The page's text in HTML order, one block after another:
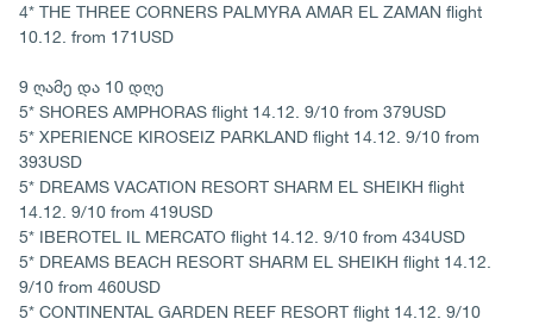
4* THE THREE CORNERS PALMYRA AMAR EL ZAMAN flight
10.12. from 171USD
9 ღამე და 10 დღე
5* SHORES AMPHORAS flight 14.12. 9/10 from 379USD
5* XPERIENCE KIROSEIZ PARKLAND flight 14.12. 9/10 from
393USD
5* DREAMS VACATION RESORT SHARM EL SHEIKH flight
14.12. 9/10 from 419USD
5* IBEROTEL IL MERCATO flight 14.12. 9/10 from 434USD
5* DREAMS BEACH RESORT SHARM EL SHEIKH flight 14.12.
9/10 from 460USD
5* CONTINENTAL GARDEN REEF RESORT flight 14.12. 9/10